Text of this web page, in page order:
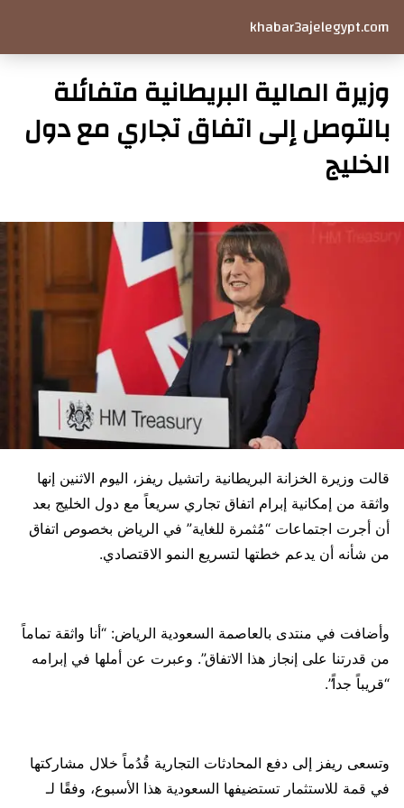
khabar3ajelegypt.com
وزيرة المالية البريطانية متفائلة
بالتوصل إلى اتفاق تجاري مع دول
الخليج
قالت وزيرة الخزانة البريطانية راتشيل ريفز، اليوم الاثنين إنها
واثقة من إمكانية إبرام اتفاق تجاري سريعاً مع دول الخليج بعد
أن أجرت اجتماعات “مُثمرة للغاية” في الرياض بخصوص اتفاق
من شأنه أن يدعم خطتها لتسريع النمو الاقتصادي.
وأضافت في منتدى بالعاصمة السعودية الرياض: “أنا واثقة تماماً
من قدرتنا على إنجاز هذا الاتفاق”. وعبرت عن أملها في إبرامه
“قريباً جداً”.
وتسعى ريفز إلى دفع المحادثات التجارية قُدُماً خلال مشاركتها
في قمة للاستثمار تستضيفها السعودية هذا الأسبوع، وفقًا لـ